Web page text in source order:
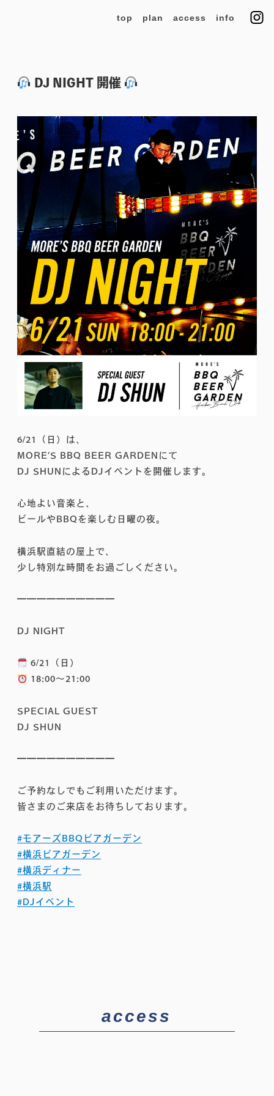
top plan access info
DJ NIGHT 開催
6/21（日）は、
MORE’S BBQ BEER GARDENにて
DJ SHUNによるDJイベントを開催します。
心地よい音楽と、
ビールやBBQを楽しむ日曜の夜。
横浜駅直結の屋上で、
少し特別な時間をお過ごしください。
━━━━━━━━━━
DJ NIGHT
6/21（日）
18:00〜21:00
SPECIAL GUEST
DJ SHUN
━━━━━━━━━━
ご予約なしでもご利用いただけます。
皆さまのご来店をお待ちしております。
#モアーズBBQビアガーデン
#横浜ビアガーデン
#横浜ディナー
#横浜駅
#DJイベント
access